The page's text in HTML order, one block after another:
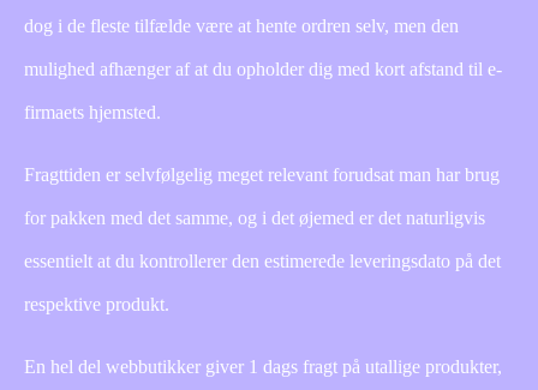
dog i de fleste tilfælde være at hente ordren selv, men den
mulighed afhænger af at du opholder dig med kort afstand til e-
firmaets hjemsted.
Fragttiden er selvfølgelig meget relevant forudsat man har brug
for pakken med det samme, og i det øjemed er det naturligvis
essentielt at du kontrollerer den estimerede leveringsdato på det
respektive produkt.
En hel del webbutikker giver 1 dags fragt på utallige produkter,